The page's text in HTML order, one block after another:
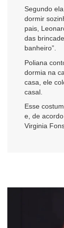
Segundo
dormir
pais,
das
banheiro”.
Poliana
dormia na
casa, ele
casal.
Esse
e, de
Virginia